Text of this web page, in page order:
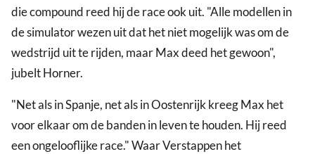
die compound reed hij de race ook uit. "Alle modellen in
de simulator wezen uit dat het niet mogelijk was om de
wedstrijd uit te rijden, maar Max deed het gewoon",
jubelt Horner.
"Net als in Spanje, net als in Oostenrijk kreeg Max het
voor elkaar om de banden in leven te houden. Hij reed
een ongelooflijke race." Waar Verstappen het